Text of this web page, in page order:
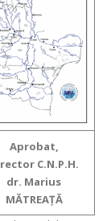
Aprobat,
C.N.P.H.
dr. Marius
MĂTREAȚĂ